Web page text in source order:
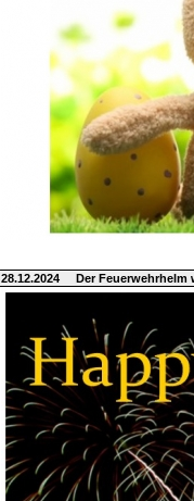
28.12.2024 Der